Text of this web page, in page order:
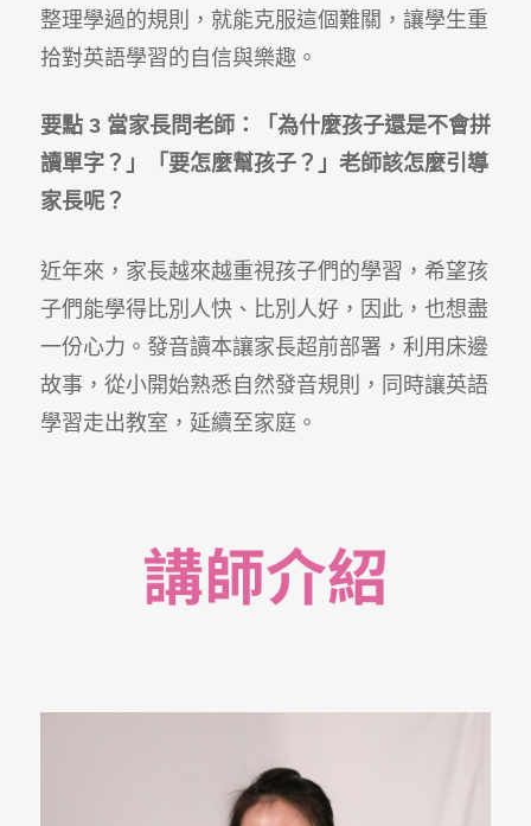
整理學過的規則，就能克服這個難關，讓學生重
拾對英語學習的自信與樂趣。
要點 3 當家長問老師：「為什麼孩子還是不會拼
讀單字？」「要怎麼幫孩子？」老師該怎麼引導
家長呢？
近年來，家長越來越重視孩子們的學習，希望孩
子們能學得比別人快、比別人好，因此，也想盡
一份心力。發音讀本讓家長超前部署，利用床邊
故事，從小開始熟悉自然發音規則，同時讓英語
學習走出教室，延續至家庭。